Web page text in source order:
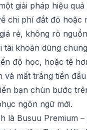
giải pháp hiệu quả
chi phí đắt đỏ hoặc
rẻ, không rõ
tài khoản dùng
độ học, hoặc tệ
và mất trắng tiền
bạn chùn bước
ngôn ngữ mới.
là Busuu Premium